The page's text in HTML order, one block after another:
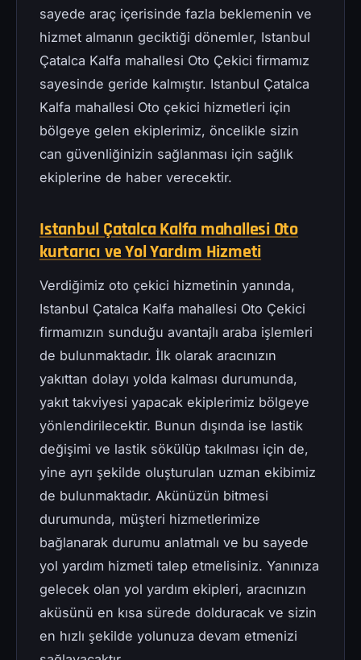
sayede araç içerisinde fazla beklemenin ve
hizmet almanın geciktiği dönemler, Istanbul
Çatalca Kalfa mahallesi Oto Çekici firmamız
sayesinde geride kalmıştır. Istanbul Çatalca
Kalfa mahallesi Oto çekici hizmetleri için
bölgeye gelen ekiplerimiz, öncelikle sizin
can güvenliğinizin sağlanması için sağlık
ekiplerine de haber verecektir.
Istanbul Çatalca Kalfa mahallesi Oto
kurtarıcı ve Yol Yardım Hizmeti
Verdiğimiz oto çekici hizmetinin yanında,
Istanbul Çatalca Kalfa mahallesi Oto Çekici
firmamızın sunduğu avantajlı araba işlemleri
de bulunmaktadır. İlk olarak aracınızın
yakıttan dolayı yolda kalması durumunda,
yakıt takviyesi yapacak ekiplerimiz bölgeye
yönlendirilecektir. Bunun dışında ise lastik
değişimi ve lastik sökülüp takılması için de,
yine ayrı şekilde oluşturulan uzman ekibimiz
de bulunmaktadır. Akünüzün bitmesi
durumunda, müşteri hizmetlerimize
bağlanarak durumu anlatmalı ve bu sayede
yol yardım hizmeti talep etmelisiniz. Yanınıza
gelecek olan yol yardım ekipleri, aracınızın
aküsünü en kısa sürede dolduracak ve sizin
en hızlı şekilde yolunuza devam etmenizi